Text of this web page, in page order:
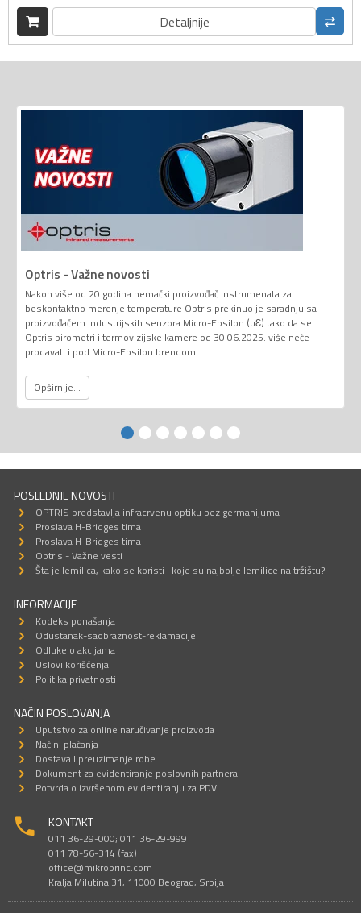
Detaljnije
Optris - Važne novosti
Nakon više od 20 godina nemački proizvođač instrumenata za
beskontaktno merenje temperature Optris prekinuo je saradnju sa
proizvođačem industrijskih senzora Micro-Epsilon (µƐ) tako da se
Optris pirometri i termovizijske kamere od 30.06.2025. više neće
prodavati i pod Micro-Epsilon brendom.
Opširnije...
POSLEDNJE NOVOSTI
OPTRIS predstavlja infracrvenu optiku bez germanijuma
Proslava H-Bridges tima
Proslava H-Bridges tima
Optris - Važne vesti
Šta je lemilica, kako se koristi i koje su najbolje lemilice na tržištu?
INFORMACIJE
Kodeks ponašanja
Odustanak-saobraznost-reklamacije
Odluke o akcijama
Uslovi korišćenja
Politika privatnosti
NAČIN POSLOVANJA
Uputstvo za online naručivanje proizvoda
Načini plaćanja
Dostava I preuzimanje robe
Dokument za evidentiranje poslovnih partnera
Potvrda o izvršenom evidentiranju za PDV
KONTAKT
011 36-29-000; 011 36-29-999
011 78-56-314 (fax)
office@mikroprinc.com
Kralja Milutina 31, 11000 Beograd, Srbija